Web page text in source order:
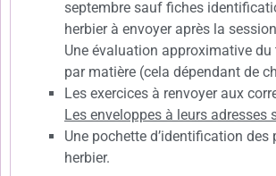
septembre sauf fiches
herbier à envoyer après la
Une évaluation approximative du
par matière (cela dépendant de
Les exercices à renvoyer aux
Les enveloppes à leurs adresses
Une pochette d’identification
herbier.